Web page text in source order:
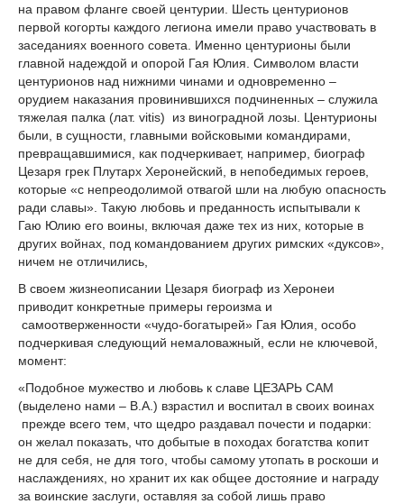
на правом фланге своей центурии. Шесть центурионов
первой когорты каждого легиона имели право участвовать в
заседаниях военного совета. Именно центурионы были
главной надеждой и опорой Гая Юлия. Символом власти
центурионов над нижними чинами и одновременно –
орудием наказания провинившихся подчиненных – служила
тяжелая палка (лат. vitis) из виноградной лозы. Центурионы
были, в сущности, главными войсковыми командирами,
превращавшимися, как подчеркивает, например, биограф
Цезаря грек Плутарх Херонейский, в непобедимых героев,
которые «с непреодолимой отвагой шли на любую опасность
ради славы». Такую любовь и преданность испытывали к
Гаю Юлию его воины, включая даже тех из них, которые в
других войнах, под командованием других римских «дуксов»,
ничем не отличились,
В своем жизнеописании Цезаря биограф из Херонеи
приводит конкретные примеры героизма и
самоотверженности «чудо-богатырей» Гая Юлия, особо
подчеркивая следующий немаловажный, если не ключевой,
момент:
«Подобное мужество и любовь к славе ЦЕЗАРЬ САМ
(выделено нами – В.А.) взрастил и воспитал в своих воинах
прежде всего тем, что щедро раздавал почести и подарки:
он желал показать, что добытые в походах богатства копит
не для себя, не для того, чтобы самому утопать в роскоши и
наслаждениях, но хранит их как общее достояние и награду
за воинские заслуги, оставляя за собой лишь право